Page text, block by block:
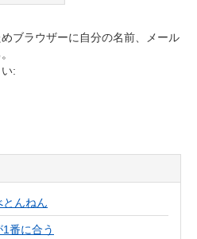
ブラウザーに自分の名前、メール
:
んねん
番に合う